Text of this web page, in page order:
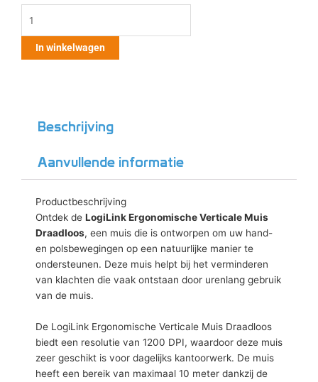
Ergonomische
muis
draadloos
In winkelwagen
Beschrijving
Aanvullende informatie
Productbeschrijving
Ontdek de LogiLink Ergonomische Verticale Muis
Draadloos, een muis die is ontworpen om uw hand-
en polsbewegingen op een natuurlijke manier te
ondersteunen. Deze muis helpt bij het verminderen
van klachten die vaak ontstaan door urenlang gebruik
van de muis.
De LogiLink Ergonomische Verticale Muis Draadloos
biedt een resolutie van 1200 DPI, waardoor deze muis
zeer geschikt is voor dagelijks kantoorwerk. De muis
heeft een bereik van maximaal 10 meter dankzij de